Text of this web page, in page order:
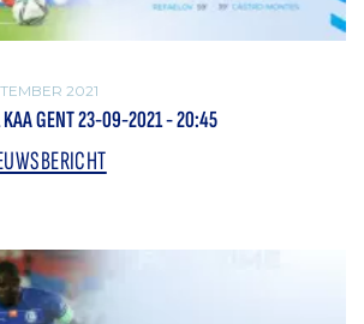
2021
KAA GENT 23-09-2021 - 20:45